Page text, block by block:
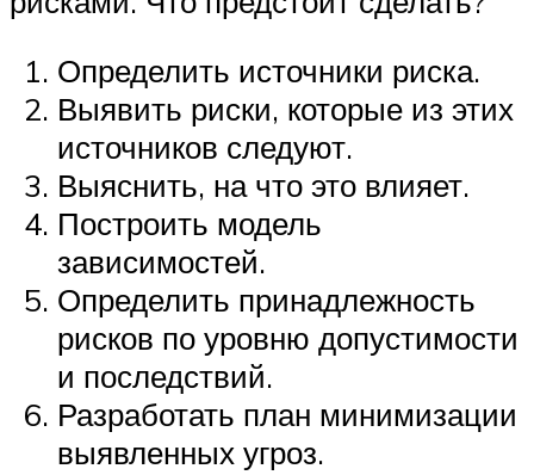
Определить источники риска.
Выявить риски, которые из этих
источников следуют.
Выяснить, на что это влияет.
Построить модель
зависимостей.
Определить принадлежность
рисков по уровню допустимости
и последствий.
Разработать план минимизации
выявленных угроз.